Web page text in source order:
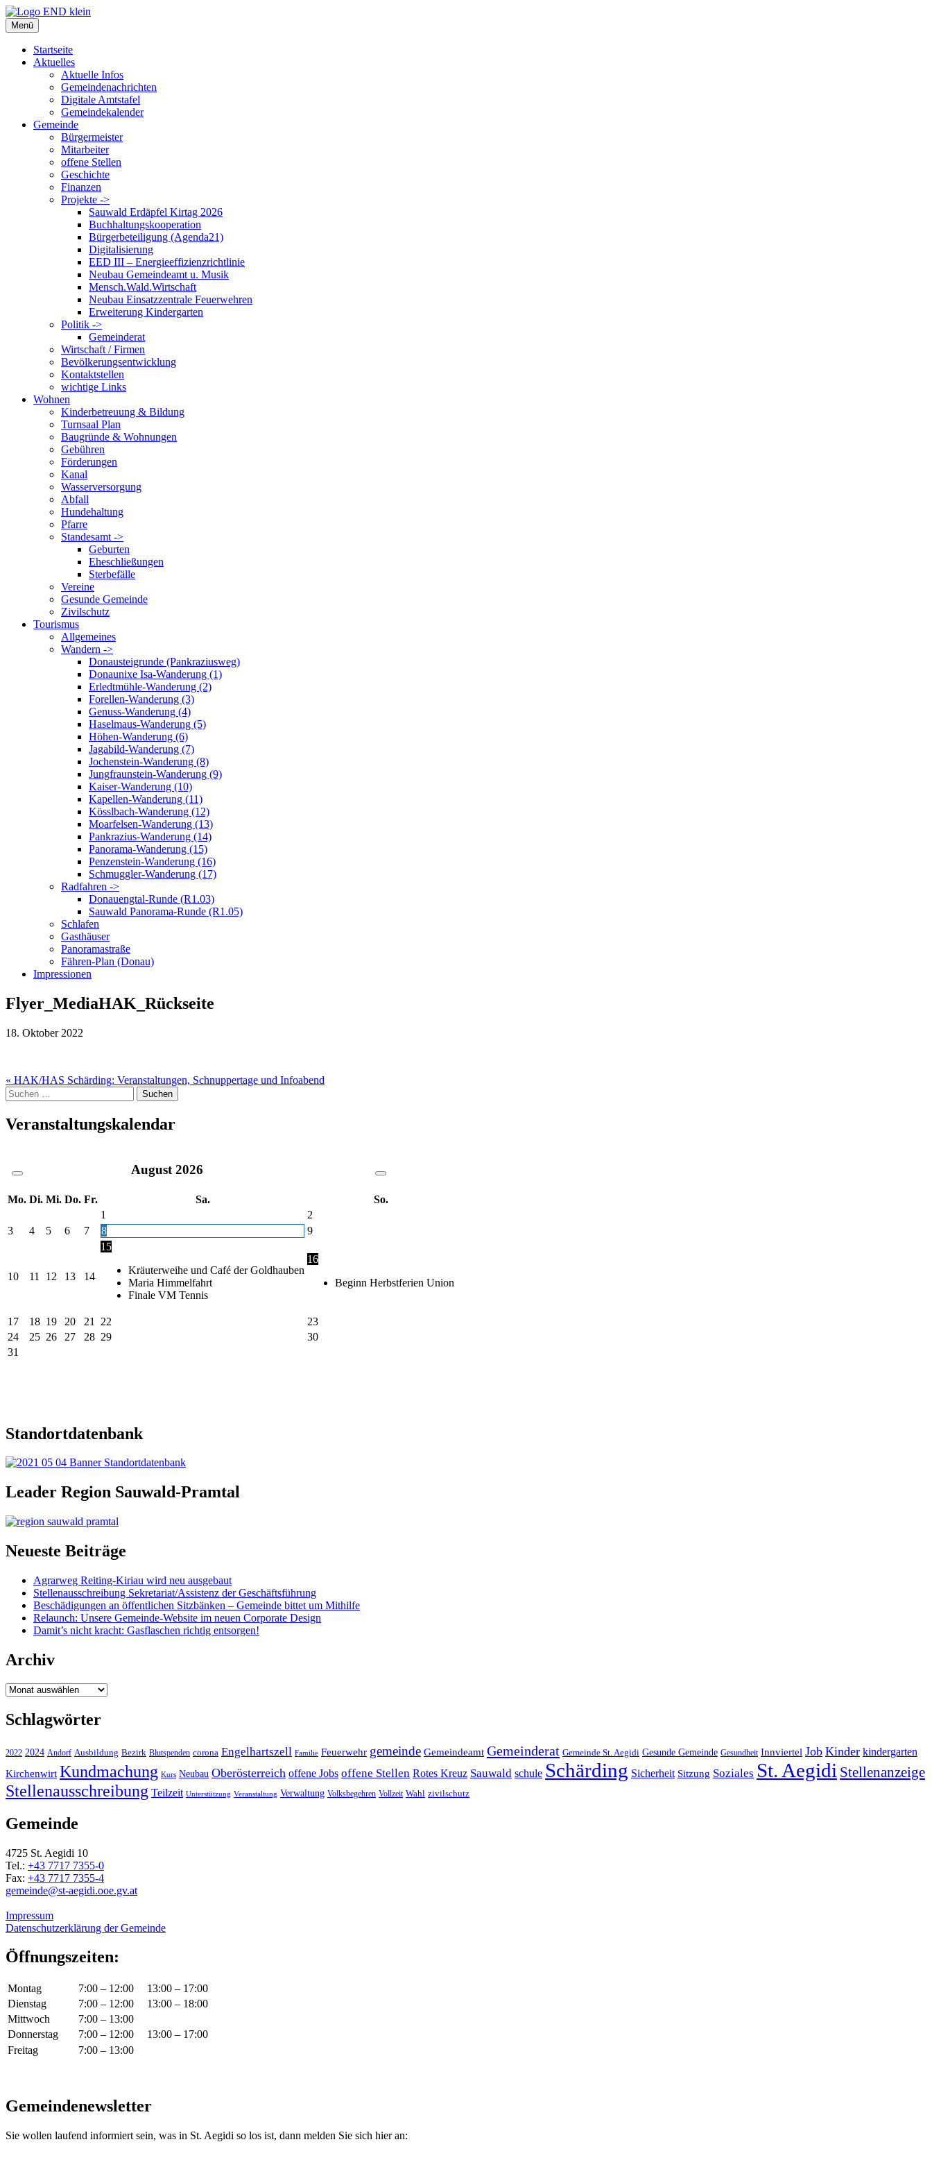
Zum
Inhalt
springen
Menü
Startseite
Aktuelles
Aktuelle Infos
Gemeindenachrichten
Digitale Amtstafel
Gemeindekalender
Gemeinde
Bürgermeister
Mitarbeiter
offene Stellen
Geschichte
Finanzen
Projekte ->
Sauwald Erdäpfel Kirtag 2026
Buchhaltungskooperation
Bürgerbeteiligung (Agenda21)
Digitalisierung
EED III – Energieeffizienzrichtlinie
Neubau Gemeindeamt u. Musik
Mensch.Wald.Wirtschaft
Neubau Einsatzzentrale Feuerwehren
Erweiterung Kindergarten
Politik ->
Gemeinderat
Wirtschaft / Firmen
Bevölkerungsentwicklung
Kontaktstellen
wichtige Links
Wohnen
Kinderbetreuung & Bildung
Turnsaal Plan
Baugründe & Wohnungen
Gebühren
Förderungen
Kanal
Wasserversorgung
Abfall
Hundehaltung
Pfarre
Standesamt ->
Geburten
Eheschließungen
Sterbefälle
Vereine
Gesunde Gemeinde
Zivilschutz
Tourismus
Allgemeines
Wandern ->
Donausteigrunde (Pankraziusweg)
Donaunixe Isa-Wanderung (1)
Erledtmühle-Wanderung (2)
Forellen-Wanderung (3)
Genuss-Wanderung (4)
Haselmaus-Wanderung (5)
Höhen-Wanderung (6)
Jagabild-Wanderung (7)
Jochenstein-Wanderung (8)
Jungfraunstein-Wanderung (9)
Kaiser-Wanderung (10)
Kapellen-Wanderung (11)
Kösslbach-Wanderung (12)
Moarfelsen-Wanderung (13)
Pankrazius-Wanderung (14)
Panorama-Wanderung (15)
Penzenstein-Wanderung (16)
Schmuggler-Wanderung (17)
Radfahren ->
Donauengtal-Runde (R1.03)
Sauwald Panorama-Runde (R1.05)
Schlafen
Gasthäuser
Panoramastraße
Fähren-Plan (Donau)
Impressionen
Flyer_MediaHAK_Rückseite
18. Oktober 2022
Beitragsnavigation
« HAK/HAS Schärding: Veranstaltungen, Schnuppertage und Infoabend
Suche
nach:
Veranstaltungskalendar
August 2026
Mo. Di. Mi. Do. Fr. Sa.
So.
1
2
3
4 5 6 7 8 9
10 11 12 13 14
15
Kräuterweihe und Café der Goldhauben
Maria Himmelfahrt
Finale VM Tennis
16
Beginn Herbstferien Union
17 18 19 20 21 22
23
24
25 26 27 28 29
30
31
Standortdatenbank
Leader Region Sauwald-Pramtal
Neueste Beiträge
Agrarweg Reiting-Kiriau wird neu ausgebaut
Stellenausschreibung Sekretariat/Assistenz der Geschäftsführung
Beschädigungen an öffentlichen Sitzbänken – Gemeinde bittet um Mithilfe
Relaunch: Unsere Gemeinde-Website im neuen Corporate Design
Damit’s nicht kracht: Gasflaschen richtig entsorgen!
Archiv
Archiv
Schlagwörter
2022 2024 Andorf Ausbildung Bezirk Blutspenden corona Engelhartszell Familie Feuerwehr gemeinde Gemeindeamt Gemeinderat Gemeinde St. Aegidi Gesunde Gemeinde Gesundheit Innviertel Job Kinder kindergarten
Kirchenwirt Kundmachung Kurs Neubau Oberösterreich offene Jobs offene Stellen Rotes Kreuz Sauwald schule Schärding Sicherheit Sitzung Soziales St. Aegidi Stellenanzeige
Stellenausschreibung Teilzeit Unterstützung Veranstaltung Verwaltung Volksbegehren Vollzeit Wahl zivilschutz
Gemeinde
4725 St. Aegidi 10
Tel.: +43 7717 7355-0
Fax: +43 7717 7355-4
gemeinde@st-aegidi.ooe.gv.at
Impressum
Datenschutzerklärung der Gemeinde
Öffnungszeiten:
Montag 7:00 – 12:00
13:00 – 17:00
Dienstag
7:00 – 12:00
13:00 – 18:00
Mittwoch
7:00 – 13:00
Donnerstag
7:00 – 12:00
13:00 – 17:00
Freitag
7:00 – 13:00
Gemeindenewsletter
Sie wollen laufend informiert sein, was in St. Aegidi so los ist, dann melden Sie sich hier an: